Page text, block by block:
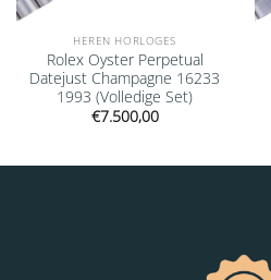
HEREN HORLOGES
Rolex Oyster Perpetual
Datejust Champagne 16233
1993 (Volledige Set)
€7.500,00